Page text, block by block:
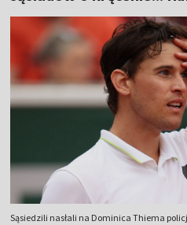
Sąsiedzili nasłali na Dominica Thiema